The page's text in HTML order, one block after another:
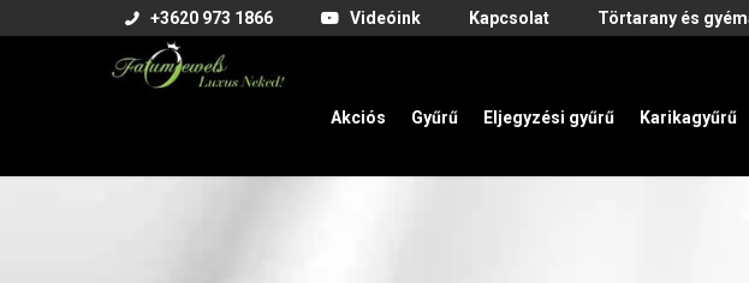
+3620 973 1866 Videóink Kapcsolat Törtarany és
Akciós Gyűrű Eljegyzési gyűrű Karikagyűrű